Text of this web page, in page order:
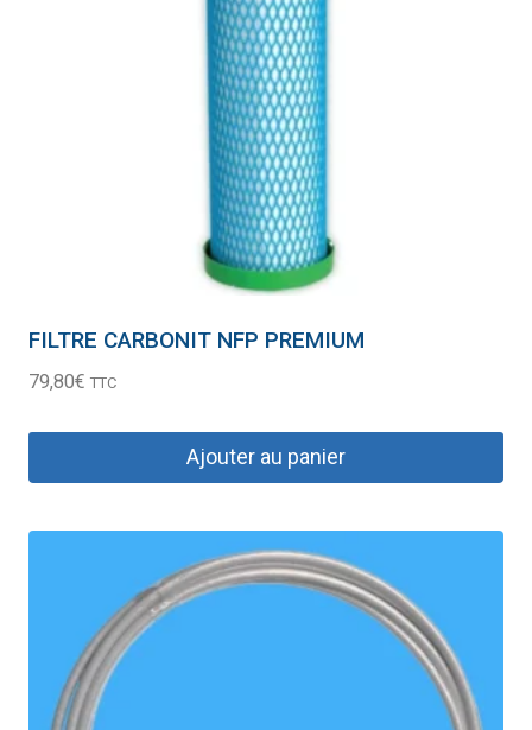
FILTRE CARBONIT NFP PREMIUM
79,80€ TTC
Ajouter au panier